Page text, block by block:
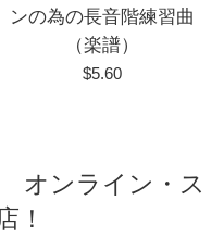
ンの為の長音階練習曲
（楽譜）
Prezzo
$5.60
オンライン・ス
！